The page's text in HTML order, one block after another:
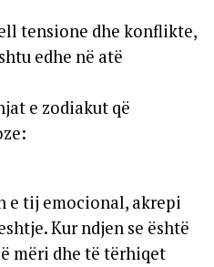
tensione dhe konflikte,
edhe në atë
e zodiakut që
e tij emocional, akrepi
Kur ndjen se është
mëri dhe të tërhiqet